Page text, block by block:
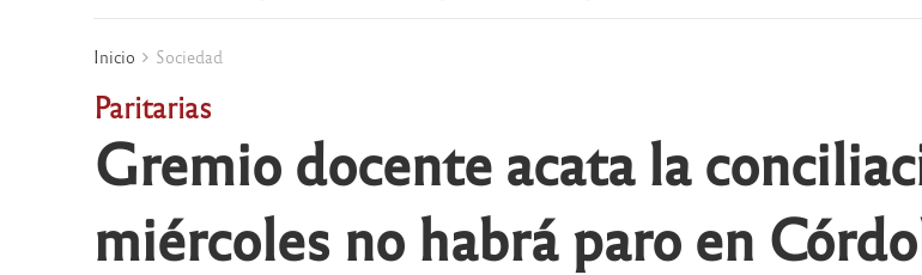
Inicio Sociedad
Paritarias
Gremio docente acata la
miércoles no habrá paro en